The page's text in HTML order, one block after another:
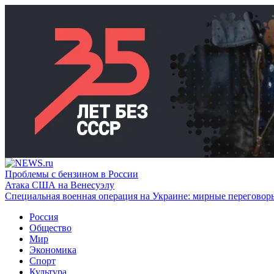
Проблемы с бензином в России
Атака США на Венесуэлу
Специальная военная операция на Украине: мирные
Россия
Общество
Мир
Экономика
Спорт
Культура